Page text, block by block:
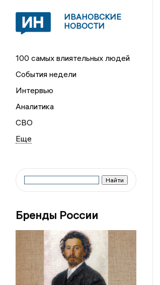
ИВАНОВСКИЕ
НОВОСТИ
100 самых влиятельных людей
События недели
Интервью
Аналитика
СВО
Бренды России